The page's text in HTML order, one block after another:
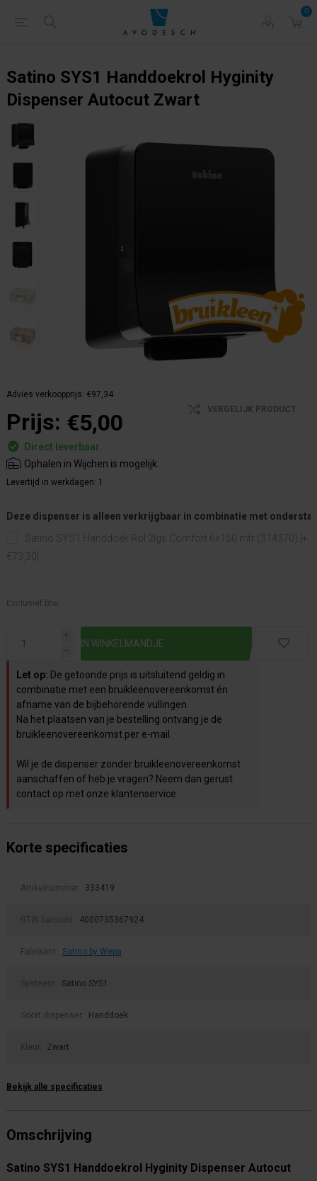
0
Satino SYS1 Handdoekrol Hyginity
Dispenser Autocut Zwart
Advies verkoopprijs: €97,34
Prijs: €5,00 VERGELIJK PRODUCT
Direct leverbaar
Ophalen in Wijchen is mogelijk.
Levertijd in werkdagen: 1
Deze dispenser is alleen verkrijgbaar in combinatie met
Satino SYS1 Handdoek Rol 2lgs Comfort 6x150 mtr (314370) [+
€73,30]
Exclusief btw.
i
h
Let op: De getoonde prijs is uitsluitend geldig in
combinatie met een bruikleenovereenkomst én
afname van de bijbehorende vullingen.
Na het plaatsen van je bestelling ontvang je de
bruikleenovereenkomst per e-mail.
Wil je de dispenser zonder bruikleenovereenkomst
aanschaffen of heb je vragen? Neem dan gerust
contact op met onze klantenservice.
Korte specificaties
Artikelnummer: 333419
GTIN barcode: 4000735367924
Fabrikant: Satino by Wepa
Systeem: Satino SYS1
Soort dispenser: Handdoek
Kleur: Zwart
Bekijk alle specificaties
Omschrijving
Satino SYS1 Handdoekrol Hyginity Dispenser Autocut